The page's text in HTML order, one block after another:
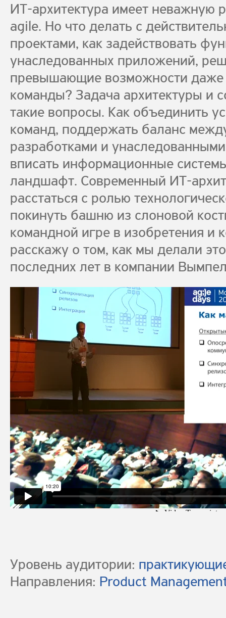
ИТ-архитектура имеет неважную
agile. Но что делать с
проектами, как задействовать
унаследованных приложений,
превышающие возможности даже
команды? Задача архитектуры и
такие вопросы. Как объединить
команд, поддержать баланс
разработками и
вписать информационные
ландшафт. Современный ИТ-
расстаться с ролью
покинуть башню из слоновой
командной игре в изобретения и
расскажу о том, как мы делали
последних лет в компании
Уровень аудитории:
Направления: Product